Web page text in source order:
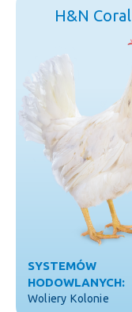
H&N Coral
SYSTEMÓW
HODOWLANYCH:
Woliery Kolonie